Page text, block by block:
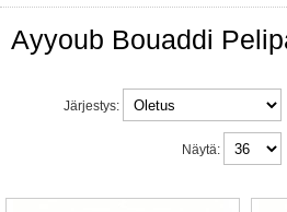
Ayyoub Bouaddi
Järjestys:
Näytä: